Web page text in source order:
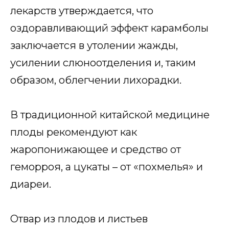
лекарств утверждается, что
оздоравливающий эффект карамболы
заключается в утолении жажды,
усилении слюноотделения и, таким
образом, облегчении лихорадки.
В традиционной китайской медицине
плоды рекомендуют как
жаропонижающее и средство от
геморроя, а цукаты – от «похмелья» и
диареи.
Отвар из плодов и листьев